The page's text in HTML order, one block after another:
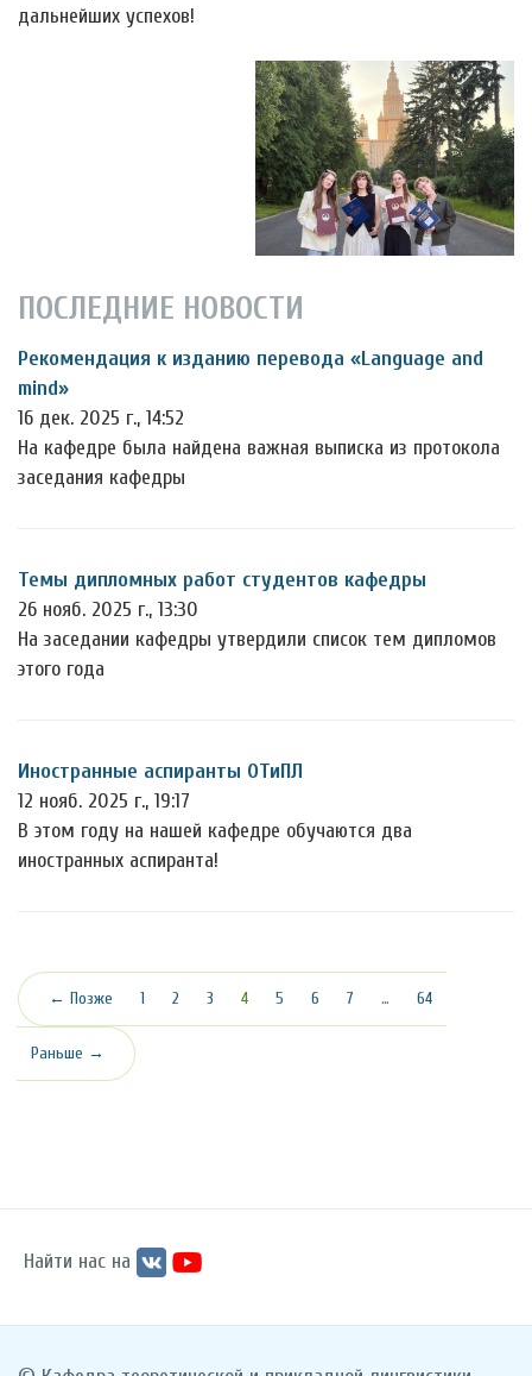
дальнейших успехов!
ПОСЛЕДНИЕ НОВОСТИ
Рекомендация к изданию перевода «Language and
mind»
16 дек. 2025 г., 14:52
На кафедре была найдена важная выписка из протокола
заседания кафедры
Темы дипломных работ студентов кафедры
26 нояб. 2025 г., 13:30
На заседании кафедры утвердили список тем дипломов
этого года
Иностранные аспиранты ОТиПЛ
12 нояб. 2025 г., 19:17
В этом году на нашей кафедре обучаются два
иностранных аспиранта!
← Позже 1 2 3 4(текущая)
5 6 7 … 64
Раньше →
Найти нас на